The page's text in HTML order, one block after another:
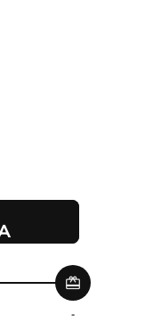
redeem
-